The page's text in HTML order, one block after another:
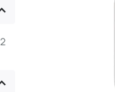
2